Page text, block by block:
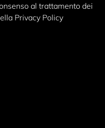
al trattamento dei
Privacy Policy